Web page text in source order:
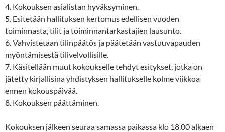
4. Kokouksen asialistan hyväksyminen.
5. Esitetään hallituksen kertomus edellisen vuoden
toiminnasta, tilit ja toiminnantarkastajien lausunto.
6. Vahvistetaan tilinpäätös ja päätetään vastuuvapauden
myöntämisestä tilivelvollisille.
7. Käsitellään muut kokoukselle tehdyt esitykset, jotka on
jätetty kirjallisina yhdistyksen hallitukselle kolme viikkoa
ennen kokouspäivää.
8. Kokouksen päättäminen.
Kokouksen jälkeen seuraa samassa paikassa klo 18.00 alkaen